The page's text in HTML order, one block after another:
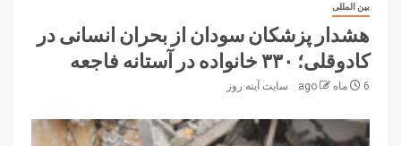
بین المللی
هشدار پزشکان سودان از بحران انسانی در
کادوقلی؛ ۳۳۰ خانواده در آستانه فاجعه
6 ماه ago سایت آینه‌ روز